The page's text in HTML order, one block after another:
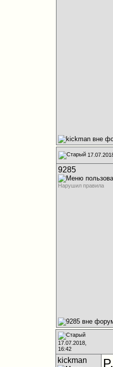
9285
Нарушил правила
17.07.2018,
16:42
kickman